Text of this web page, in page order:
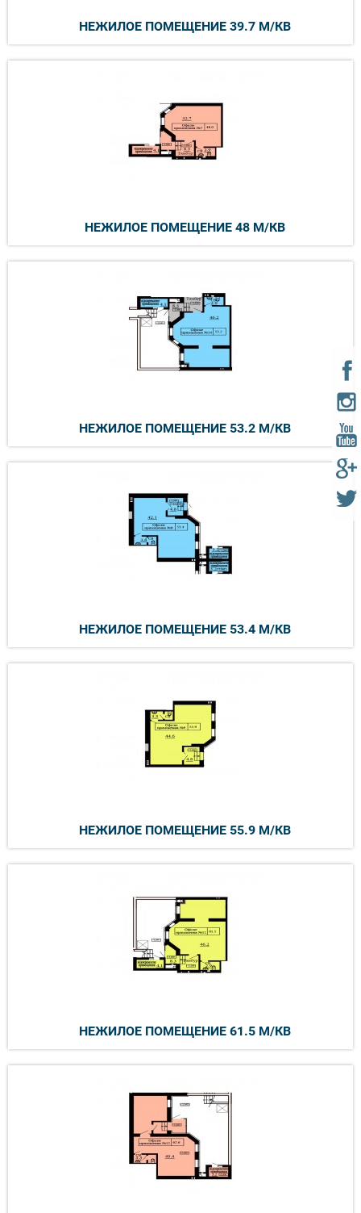
НЕЖИЛОЕ ПОМЕЩЕНИЕ 39.7 М/КВ
НЕЖИЛОЕ ПОМЕЩЕНИЕ 48 М/КВ
НЕЖИЛОЕ ПОМЕЩЕНИЕ 53.2 М/КВ
НЕЖИЛОЕ ПОМЕЩЕНИЕ 53.4 М/КВ
НЕЖИЛОЕ ПОМЕЩЕНИЕ 55.9 М/КВ
НЕЖИЛОЕ ПОМЕЩЕНИЕ 61.5 М/КВ